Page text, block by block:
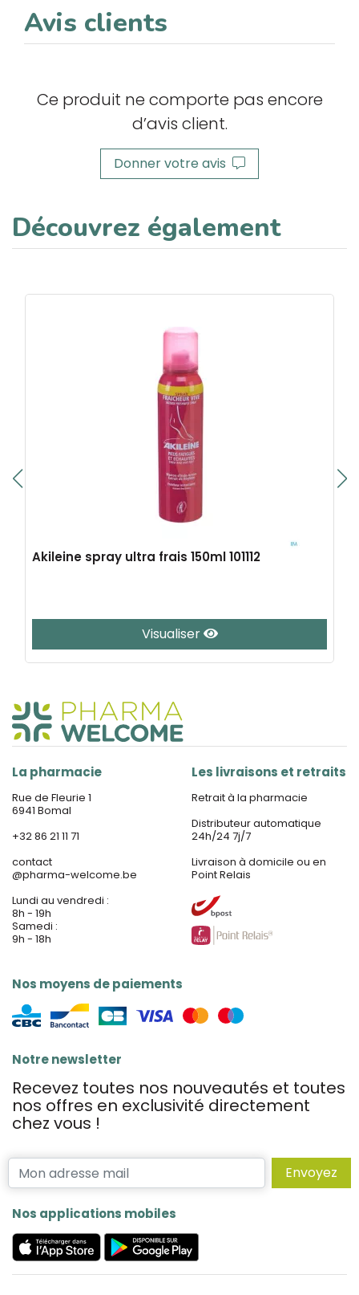
Avis clients
Ce produit ne comporte pas encore
d’avis client.
Donner votre avis
Découvrez également
Akileine spray ultra frais 150ml 101112
Visualiser
La pharmacie
Rue de Fleurie 1
6941 Bomal
+32 86 21 11 71
contact
@pharma-welcome.be
Lundi au vendredi :
8h - 19h
Samedi :
9h - 18h
Nos moyens de paiements
Les livraisons et retraits
Retrait à la pharmacie
Distributeur automatique
24h/24 7j/7
Livraison à domicile ou en
Point Relais
Notre newsletter
Recevez toutes nos nouveautés et toutes
nos offres en exclusivité directement
chez vous !
Envoyez
Nos applications mobiles